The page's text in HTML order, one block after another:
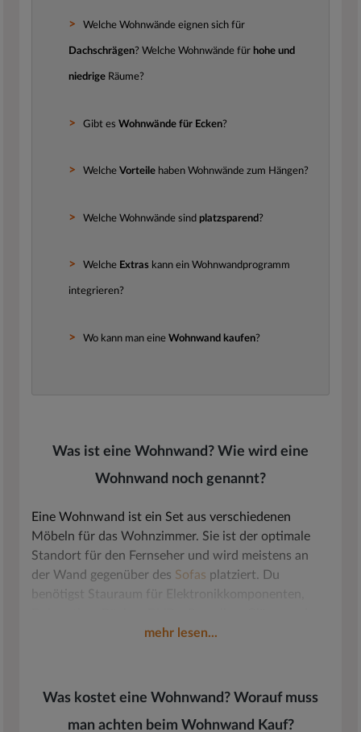
Welche Wohnwände eignen sich für
Dachschrägen? Welche Wohnwände für hohe und
niedrige Räume?
Gibt esWohnwände für Ecken?
WelcheVorteile haben Wohnwände zum Hängen?
Welche Wohnwände sindplatzsparend?
Welche Extras kann ein Wohnwandprogramm
integrieren?
Wo kann man eineWohnwand kaufen?
Was ist eine Wohnwand? Wie wird eine
Wohnwand noch genannt?
Eine Wohnwand ist ein Set aus verschiedenen
Möbeln für das Wohnzimmer. Sie ist der optimale
Standort für den Fernseher und wird meistens an
der Wand gegenüber des Sofas platziert. Du
benötigst Stauraum für Elektronikkomponenten,
mehr? Die Wohnzimmer Schrankwand bietet ihn dir.
Stauraumschränken, Vitrinen, offenen Wandregalen
individuelle Zusammenstellungen innerhalb der
mehr lesen...
Was kostet eine Wohnwand? Worauf muss
man achten beim Wohnwand Kauf?